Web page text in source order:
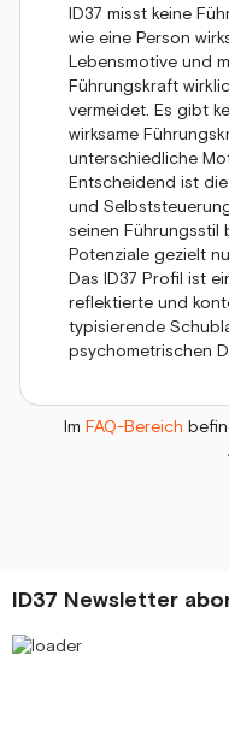
ID37 misst keine
wie eine Person
Lebensmotive und
Führungskraft
vermeidet. Es gibt
wirksame
unterschiedliche
Entscheidend ist
und
seinen Führungsstil
Potenziale gezielt
Das ID37 Profil ist
reflektierte und
typisierende
psychometrischen
Im FAQ-Bereich
ID37 Newsletter